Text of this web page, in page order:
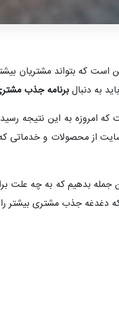
است که بتواند مشتریان
به دنبالبرنامه جذب
امروزه به این نتیجه
دغدغه جذب مشتری بیشتر را